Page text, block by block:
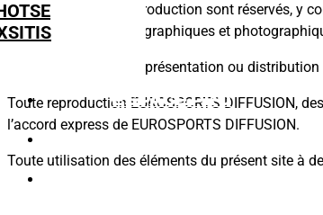
ESPACE PRO
Tous les droits de reproduction sont réservés, y
représentations iconographiques et
Toute reproduction, représentation ou
Toute reproduction EUROSPORTS DIFFUSION,
l’accord express de EUROSPORTS DIFFUSION.
Toute utilisation des éléments du présent site à